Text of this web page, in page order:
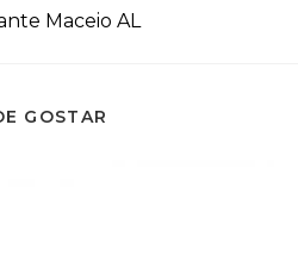
Maceio AL
GOSTAR